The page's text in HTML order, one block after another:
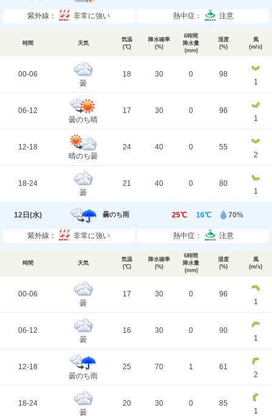
紫外線： 非常に強い 熱中症： 注意
時間 天気
気温
(℃)
降水確率
(%)
6時間
降水量
(mm)
湿度
(%)
風
(m/s)
00-06
曇
18 30 0
98
1
06-12
曇のち晴
17 30 0
96
1
12-18
晴のち曇
24 40 0
55
2
18-24
曇
21 40 0
80
1
12日(水) 曇のち雨 25℃ 16℃ 70%
紫外線： 非常に強い 熱中症： 注意
時間 天気
気温
(℃)
降水確率
(%)
6時間
降水量
(mm)
湿度
(%)
風
(m/s)
00-06
曇
17 30 0
96
1
06-12
曇
16 30 0
90
1
12-18
曇のち雨
25 70 1
61
2
18-24
曇
20 30 0
85
1